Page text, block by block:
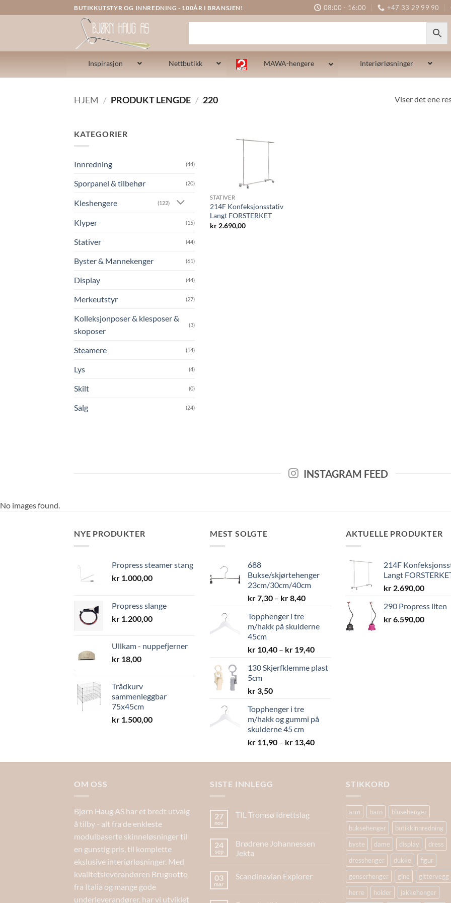
to
BUTIKKUTSTYR OG INNREDNING - 100ÅR I BRANSJEN! 08:00 - 16:00 +47 33 29 99 90
Inspirasjon Nettbutikk MAWA-hengere Interiørløsninger
HJEM / PRODUKT LENGDE / 220 Viser det ene
KATEGORIER
Innredning (44)
Sporpanel & tilbehør (20)
Kleshengere (122)
Klyper (15)
Stativer (44)
Byster & Mannekenger (61)
Display (44)
Merkeutstyr (27)
Kolleksjonposer & klesposer &
skoposer
(3)
Steamere (14)
Lys (4)
Skilt (0)
Salg (24)
STATIVER
214F Konfeksjonsstativ
Langt FORSTERKET
kr2.690,00
INSTAGRAM FEED
No images found.
NYE PRODUKTER
Propress steamer stang
kr 1.000,00
Propress slange
kr 1.200,00
Ullkam - nuppefjerner
kr 18,00
Trådkurv
sammenleggbar
75x45cm
kr 1.500,00
MEST SOLGTE
688
Bukse/skjørtehenger
23cm/30cm/40cm
kr7,30 – kr8,40Prisområde:
kr 8,40
Topphenger i tre
m/hakk på skulderne
45cm
kr 10,40 – kr 19,40Prisområde:
til
130 Skjerfklemme plast
5cm
kr 3,50
Topphenger i tre
m/hakk og gummi på
skulderne 45 cm
kr 11,90 – kr 13,40Prisområde:
til
AKTUELLE PRODUKTER
214F
Langt
kr 2.690,00
290 Propress liten
kr6.590,00
OM OSS
Bjørn Haug AS har et bredt utvalg
å tilby - alt fra de enkleste
modulbaserte skinneløsninger til
en gunstig pris, til komplette
ekslusive interiørløsninger. Med
kvalitetsleverandøren Brugnotto
fra Italia og mange gode
underleverandører, har vi utviklet
SISTE INNLEGG
27
nov
TIL Tromsø Idrettslag
24
sep
Brødrene Johannessen
Jekta
03
mar
Scandinavian Explorer
STIKKORD
arm barn
blusehenger
buksehenger
butikkinnredning
byste
dame display
dress
dresshenger
dukke
figur
genserhenger
gine
gittervegg
herre
holder jakkehenger